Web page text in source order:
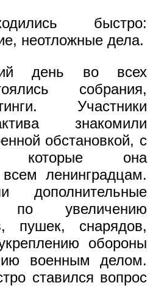
быстро:
неотложные дела.
день во всех
собрания,
Участники
знакомили
обстановкой, с
которые она
ленинградцам.
дополнительные
по увеличению
пушек, снарядов,
обороны
военным делом.
ставился вопрос